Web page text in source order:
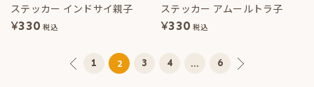
ステッカー インドサイ親子
¥330 税込
ステッカー アムールトラ子
¥330 税込
1 2 3 4 ... 6